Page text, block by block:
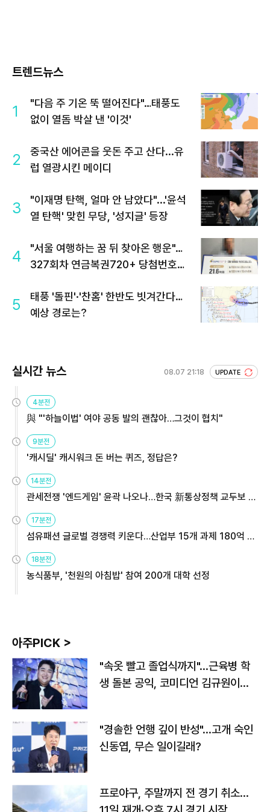
트렌드뉴스
1
"다음 주 기온 뚝 떨어진다"…태풍도
없이 열돔 박살 낸 '이것'
2
중국산 에어콘을 웃돈 주고 산다...유
럽 열광시킨 메이디
3
"이재명 탄핵, 얼마 안 남았다"...'윤석
열 탄핵' 맞힌 무당, '성지글' 등장
4
"서울 여행하는 꿈 뒤 찾아온 행운"…
327회차 연금복권720+ 당첨번호조
5
태풍 '돌핀'·'찬홈' 한반도 빗겨간다…
예상 경로는?
실시간 뉴스 08.07 21:18 UPDATE
4분전
與 "'하늘이법' 여야 공동 발의 괜찮아…그것이 협치"
9분전
'캐시딜' 캐시워크 돈 버는 퀴즈, 정답은?
14분전
관세전쟁 '엔드게임' 윤곽 나오나…한국 新통상정책 교두보 활
용해야
17분전
섬유패션 글로벌 경쟁력 키운다…산업부 15개 과제 180억 지
원
18분전
농식품부, '천원의 아침밥' 참여 200개 대학 선정
아주PICK >
"속옷 빨고 졸업식까지"…근육병 학
생 돌본 공익, 코미디언 김규원이었
"경솔한 언행 깊이 반성"…고개 숙인
신동엽, 무슨 일이길래?
프로야구, 주말까지 전 경기 취소…